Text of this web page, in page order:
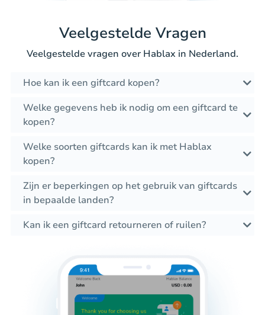
Veelgestelde Vragen
Veelgestelde vragen over Hablax in Nederland.
Hoe kan ik een giftcard kopen?
Welke gegevens heb ik nodig om een giftcard te
kopen?
Welke soorten giftcards kan ik met Hablax
kopen?
Zijn er beperkingen op het gebruik van giftcards
in bepaalde landen?
Kan ik een giftcard retourneren of ruilen?